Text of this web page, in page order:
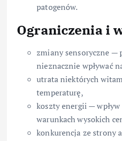
patogenów.
Ograniczenia i
zmiany sensoryczne —
nieznacznie wpływać
utrata niektórych
temperaturę,
koszty energii — wpływ
warunkach wysokich
konkurencja ze strony